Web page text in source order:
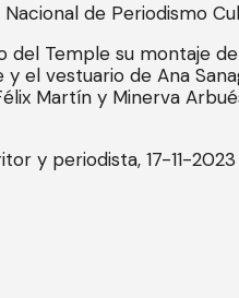
de Periodismo
del Temple su montaje
y el vestuario de Ana
Martín y Minerva
y periodista, 17-11-2023